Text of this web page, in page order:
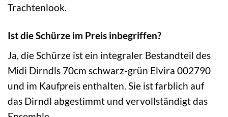
Trachtenlook.
Ist die Schürze im Preis inbegriffen?
Ja, die Schürze ist ein integraler Bestandteil des
Midi Dirndls 70cm schwarz-grün Elvira 002790
und im Kaufpreis enthalten. Sie ist farblich auf
das Dirndl abgestimmt und vervollständigt das